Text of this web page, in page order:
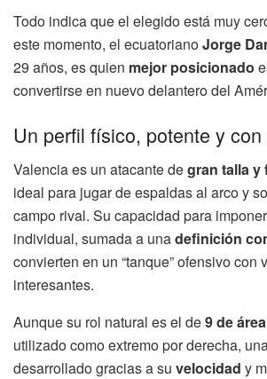
Todo indica que el elegido está muy
este momento, el ecuatorianoJorge
29 años, es quien mejor posicionado
convertirse en nuevo delantero del
Un perfil físico, potente y con
Valencia es un atacante degran talla y
ideal para jugar de espaldas al arco y
campo rival. Su capacidad para
individual, sumada a unadefinición
convierten en un “tanque” ofensivo con
interesantes.
Aunque su rol natural es el de9 de área
utilizado como extremo por derecha,
desarrollado gracias a su velocidad y